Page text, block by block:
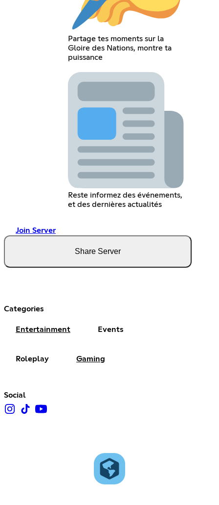
Partage tes moments sur la
Gloire des Nations, montre ta
puissance
Reste informez des événements,
et des dernières actualités
Join Server
Share Server
Categories
Entertainment Events
Roleplay Gaming
Social